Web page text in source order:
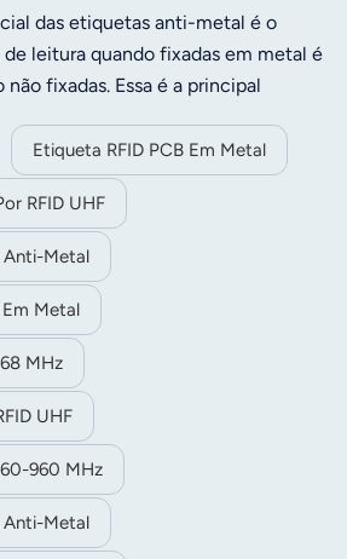
das etiquetas anti-metal é o
leitura quando fixadas em metal é
fixadas. Essa é a principal
adsorção de metal com
estabilidade, custo-benefício,
e impressão de código de barras.É
na gestão de metais preciosos, por
ativos bancários, na gestão de
e na gestão de ativos de TI.
Etiqueta RFID PCB Em Metal
RFID UHF
Anti-Metal
Em Metal
MHz
UHF
960 MHz
Anti-Metal